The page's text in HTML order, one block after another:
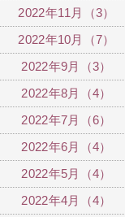
2022年11月（3）
2022年10月（7）
2022年9月（3）
2022年8月（4）
2022年7月（6）
2022年6月（4）
2022年5月（4）
2022年4月（4）